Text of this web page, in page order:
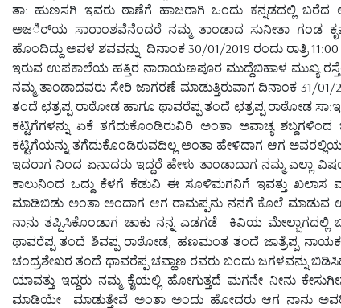
ತಾ: ಹುಣಸಗಿ ಇವರು ಠಾಣೆಗೆ ಹಾಜರಾಗಿ ಒಂದು
ಅಜರ್ಿಯ ಸಾರಾಂಶವೆನೆಂದರೆ ನಮ್ಮ ತಾಂಡಾದ ಸುನೀತಾ ಗಂಡ
ಹೊಂದಿದ್ದು ಅವಳ ಶವವನ್ನು ದಿನಾಂಕ 30/01/2019 ರಂದು ರಾತ್ರಿ
ಇರುವ ಉಪಕಾಲೆಯ ಹತ್ತಿರ ನಾರಾಯಣಪೂರ ಮುದ್ದೆಬಿಹಾಳ ಮುಖ್ಯ ರಸ್ತೆಯ
ನಮ್ಮ ತಾಂಡಾದವರು ಸೇರಿ ಜಾಗರಣೆ ಮಾಡುತ್ತಿರುವಾಗ ದಿನಾಂಕ 31/
ತಂದೆ ಛತ್ರಪ್ಪ ರಾಠೋಡ ಹಾಗೂ ಥಾವರೆಪ್ಪ ತಂದೆ ಛತ್ರಪ್ಪ ರಾಠೋಡ
ಕಟ್ಟಿಗೆಗಳನ್ನು ಏಕೆ ತಗೆದುಕೊಂಡಿರುವಿರಿ ಅಂತಾ ಅವಾಚ್ಯ
ಕಟ್ಟಿಗೆಯನ್ನು ತಗೆದುಕೊಂಡಿರುವದಿಲ್ಲ ಅಂತಾ ಹೇಳಿದಾಗ ಆಗ
ಇದರಾಗ ನಿಂದ ಏನಾದರು ಇದ್ದರೆ ಹೇಳು ತಾಂಡಾದಾಗ ನಮ್ಮ ಎಲ್ಲಾ
ಕಾಲುನಿಂದ ಒದ್ದು ಕೆಳಗೆ ಕೆಡುವಿ ಈ ಸೂಳಿಮಗನಿಗೆ ಇವತ್ತು
ಮಾಡಿಬಿಡು ಅಂತಾ ಅಂದಾಗ ಆಗ ರಾಮಪ್ಪನು ನನಗೆ ಕೊಲೆ ಮಾಡುವ
ನಾನು ತಪ್ಪಿಸಿಕೊಂಡಾಗ ಚಾಕು ನನ್ನ ಎಡಗಡೆ ಕಿವಿಯ ಮೇಲ್ಬಾಗದಲ್ಲಿ
ಥಾವರೆಪ್ಪ ತಂದೆ ಶಿವಪ್ಪ ರಾಠೋಡ, ಹಣಮಂತ ತಂದೆ ಜಾತ್ರೆಪ್ಪ
ಚಂದ್ರಶೇಖರ ತಂದೆ ಥಾವರೆಪ್ಪ ಚವ್ಹಾಣ ರವರು ಬಂದು ಜಗಳವನ್ನು
ಯಾವತ್ತು ಇದ್ದರು ನಮ್ಮ ಕೈಯಲ್ಲಿ ಹೋಗುತ್ತದೆ ಮಗನೇ ನೀನು
ಮಾಡಿಯೇ ಮಾಡುತ್ತೇವೆ ಅಂತಾ ಅಂದು ಹೋದರು ಆಗ ನಾನು